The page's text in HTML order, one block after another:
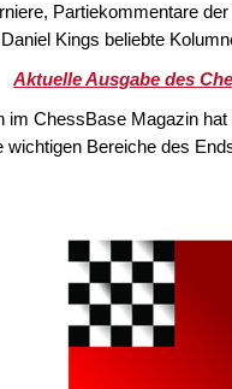
Partiekommentare
Kings beliebte
Aktuelle Ausgabe des
im ChessBase Magazin
wichtigen Bereiche des